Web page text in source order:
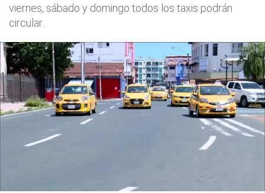
viernes, sábado y domingo todos los taxis podrán
circular.